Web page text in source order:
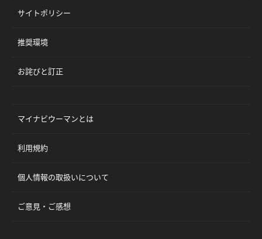
サイトポリシー
推奨環境
お詫びと訂正
マイナビウーマンとは
利用規約
個人情報の取扱いについて
ご意見・ご感想